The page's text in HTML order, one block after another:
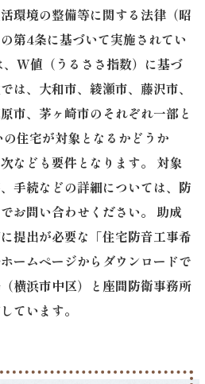
環境の整備等に関する法律（昭
第4条に基づいて実施されてい
W値（うるささ指数）に基づ
は、大和市、綾瀬市、藤沢市、
市、茅ヶ崎市のそれぞれ一部と
住宅が対象となるかどうか
なども要件となります。 対象
手続などの詳細については、防
お問い合わせください。 助成
提出が必要な「住宅防音工事希
ームページからダウンロードで
横浜市中区）と座間防衛事務所
ています。